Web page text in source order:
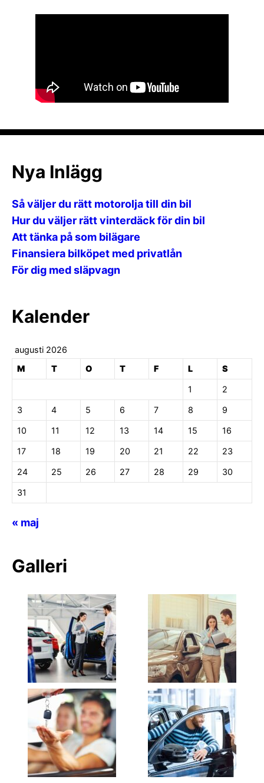
Nya Inlägg
Så väljer du rätt motorolja till din bil
Hur du väljer rätt vinterdäck för din bil
Att tänka på som bilägare
Finansiera bilköpet med privatlån
För dig med släpvagn
Kalender
augusti 2026
M
T O T F L S
1 2
3 4 5 6 7 8 9
10 11 12 13 14 15 16
17 18 19 20 21 22 23
24 25 26 27 28 29 30
31
« maj
Galleri